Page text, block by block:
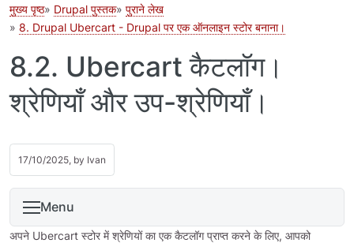
मुख्य पृष्ठ Drupal पुस्तक
पुराने लेख
8. Drupal Ubercart - Drupal पर एक ऑनलाइन स्टोर बनाना।
8.2. Ubercart कैटलॉग।
श्रेणियाँ और उप-श्रेणियाँ।
17/10/2025, by Ivan
Menu
अपने Ubercart स्टोर में श्रेणियों का एक कैटलॉग प्राप्त करने के लिए, आपको